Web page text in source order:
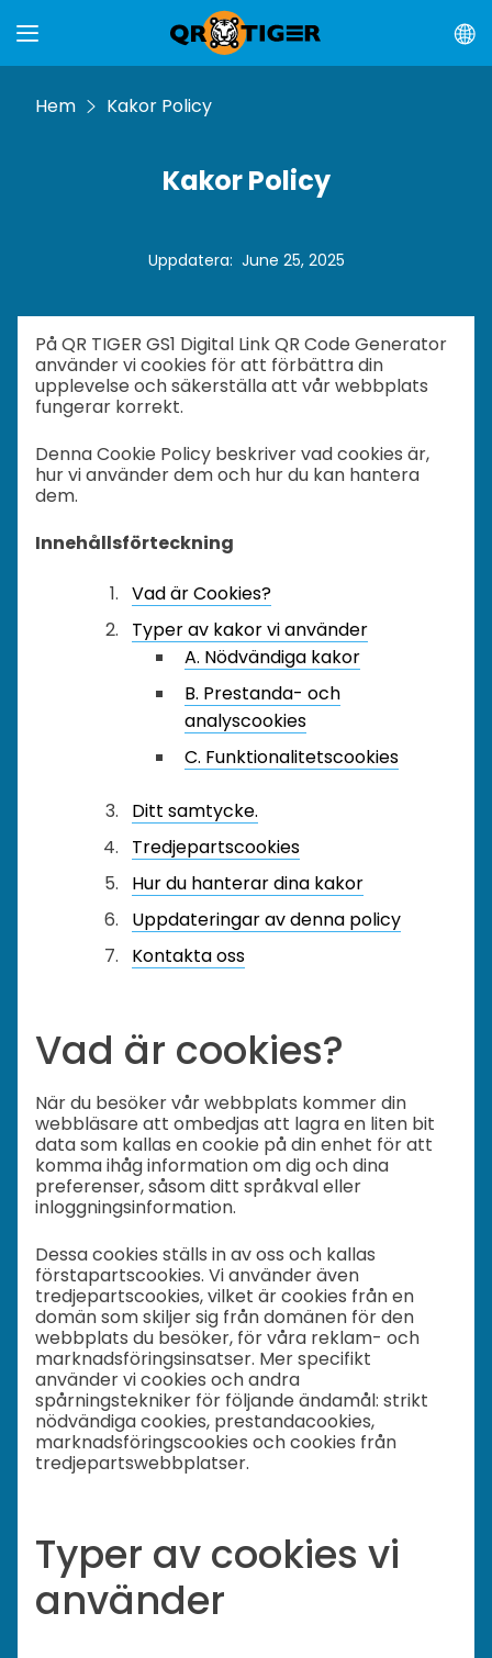
Hem Kakor Policy
Kakor Policy
Uppdatera: June 25, 2025
På QR TIGER GS1 Digital Link QR Code Generator
använder vi cookies för att förbättra din
upplevelse och säkerställa att vår webbplats
fungerar korrekt.
Denna Cookie Policy beskriver vad cookies är,
hur vi använder dem och hur du kan hantera
dem.
Innehållsförteckning
Vad är Cookies?
Typer av kakor vi använder
A. Nödvändiga kakor
B. Prestanda- och
analyscookies
C. Funktionalitetscookies
Ditt samtycke.
Tredjepartscookies
Hur du hanterar dina kakor
Uppdateringar av denna policy
Kontakta oss
Vad är cookies?
När du besöker vår webbplats kommer din
webbläsare att ombedjas att lagra en liten bit
data som kallas en cookie på din enhet för att
komma ihåg information om dig och dina
preferenser, såsom ditt språkval eller
inloggningsinformation.
Dessa cookies ställs in av oss och kallas
förstapartscookies. Vi använder även
tredjepartscookies, vilket är cookies från en
domän som skiljer sig från domänen för den
webbplats du besöker, för våra reklam- och
marknadsföringsinsatser. Mer specifikt
använder vi cookies och andra
spårningstekniker för följande ändamål: strikt
nödvändiga cookies, prestandacookies,
marknadsföringscookies och cookies från
tredjepartswebbplatser.
Typer av cookies vi
använder